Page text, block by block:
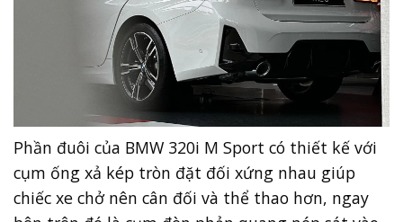
Phần đuôi của BMW 320i M Sport có thiết kế với
cụm ống xả kép tròn đặt đối xứng nhau giúp
chiếc xe chở nên cân đối và thể thao hơn, ngay